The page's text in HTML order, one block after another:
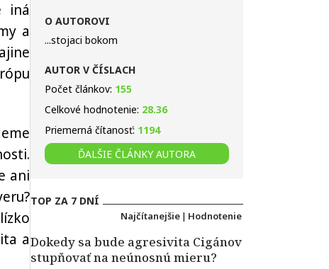
iná
a
ani
a
O AUTOROVI
...stojaci bokom
AUTOR V ČÍSLACH
Počet článkov: 155
Celkové hodnotenie: 28.36
Priemerná čítanosť: 1194
ĎALŠIE ČLÁNKY AUTORA
TOP ZA 7 DNÍ
Najčítanejšie | Hodnotenie
Dokedy sa bude agresivita Cigánov
stupňovať na neúnosnú mieru?